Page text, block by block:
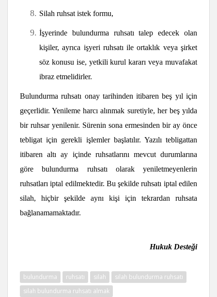
Silah ruhsat istek formu,
İşyerinde bulundurma ruhsatı talep edecek olan
kişiler, ayrıca işyeri ruhsatı ile ortaklık veya şirket
söz konusu ise, yetkili kurul kararı veya muvafakat
ibraz etmelidirler.
Bulundurma ruhsatı onay tarihinden itibaren beş yıl için
geçerlidir. Yenileme harcı alınmak suretiyle, her beş yılda
bir ruhsar yenilenir. Sürenin sona ermesinden bir ay önce
tebligat için gerekli işlemler başlatılır. Yazılı tebligattan
itibaren altı ay içinde ruhsatlarını mevcut durumlarına
göre bulundurma ruhsatı olarak yeniletmeyenlerin
ruhsatları iptal edilmektedir. Bu şekilde ruhsatı iptal edilen
silah, hiçbir şekilde aynı kişi için tekrardan ruhsata
bağlanamamaktadır.
Hukuk Desteği
bulundurma ruhsatı silah
silah bulundurma ruhsatı
silah bulundurma ruhsatı almak